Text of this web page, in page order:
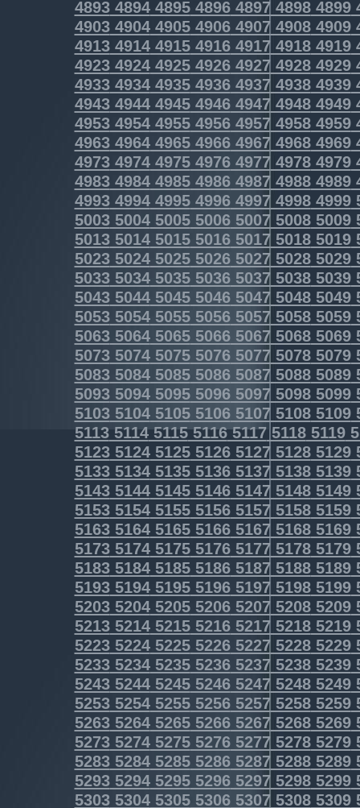
48934894489548964897 48984899
49034904490549064907 49084909
49134914491549164917 49184919
49234924492549264927 49284929
49334934493549364937 49384939
49434944494549464947 49484949
49534954495549564957 49584959
49634964496549664967 49684969
49734974497549764977 49784979
49834984498549864987 49884989
49934994499549964997 49984999
50035004500550065007 50085009
50135014501550165017 50185019
50235024502550265027 50285029
50335034503550365037 50385039
50435044504550465047 50485049
50535054505550565057 50585059
50635064506550665067 50685069
50735074507550765077 50785079
50835084508550865087 50885089
50935094509550965097 50985099
51035104510551065107 51085109
5113511451155116511751185119
51235124512551265127 51285129
51335134513551365137 51385139
51435144514551465147 51485149
51535154515551565157 51585159
51635164516551665167 51685169
51735174517551765177 51785179
51835184518551865187 51885189
51935194519551965197 51985199
52035204520552065207 52085209
52135214521552165217 52185219
52235224522552265227 52285229
52335234523552365237 52385239
52435244524552465247 52485249
52535254525552565257 52585259
52635264526552665267 52685269
52735274527552765277 52785279
52835284528552865287 52885289
52935294529552965297 52985299
53035304530553065307 53085309